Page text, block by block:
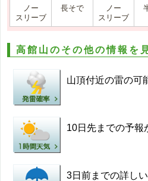
ノー
スリーブ
長そで
ノー
スリーブ
高館山のその他の情報を
山頂付近の雷の可
10日先までの予報
3日前までの詳し